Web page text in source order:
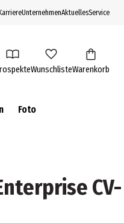
KarriereUnternehmenAktuellesService
WunschlisteWarenkorb
Foto
CV-